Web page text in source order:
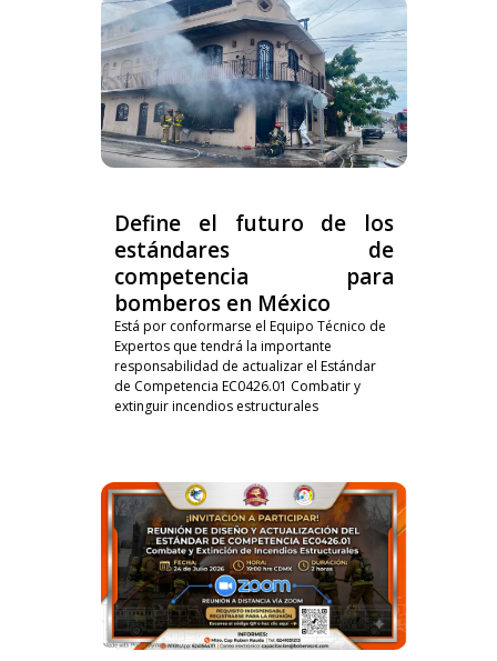
Define el futuro de los
estándares de
competencia para
bomberos en México
Está por conformarse el Equipo Técnico de
Expertos que tendrá la importante
responsabilidad de actualizar el Estándar
de Competencia EC0426.01 Combatir y
extinguir incendios estructurales